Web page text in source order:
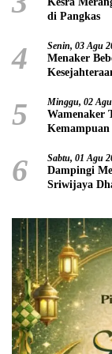
di Pangkas
4 Senin, 03 Agu
Menaker
5 Minggu, 02
Wamenaker
6 Sabtu, 01 Agu
Dampingi
Sriwijaya